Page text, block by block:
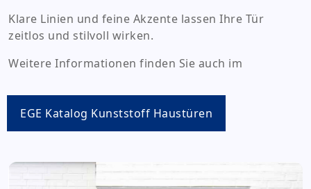
*
Fenster
Wintergärten
Markisen
Klare Linien und feine Akzente lassen Ihre Tür
zeitlos und stilvoll wirken.
Weitere Informationen finden Sie auch im
EGE Katalog Kunststoff Haustüren